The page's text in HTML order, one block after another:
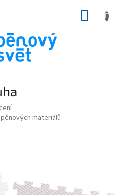
pěnových materiálů